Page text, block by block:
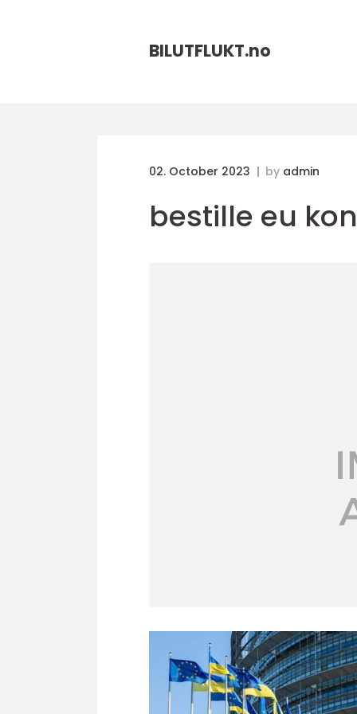
BILUTFLUKT.no
02. October 2023 by admin
bestille eu